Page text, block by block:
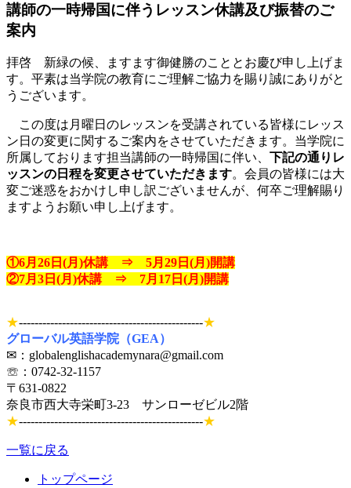
講師の一時帰国に伴うレッスン休講及び振替のご
案内
拝啓 新緑の候、ますます御健勝のこととお慶び申し上げま
す。平素は当学院の教育にご理解ご協力を賜り誠にありがと
うございます。
この度は月曜日のレッスンを受講されている皆様にレッス
ン日の変更に関するご案内をさせていただきます。当学院に
所属しております担当講師の一時帰国に伴い、 下記の通りレ
ッスンの日程を変更させていただきます。会員の皆様には大
変ご迷惑をおかけし申し訳ございませんが、何卒ご理解賜り
ますようお願い申し上げます。
①6月26日(月)休講 ⇒ 5月29日(月)開講
②7月3日(月)休講 ⇒ 7月17日(月)開講
★-----------------------------------------------★
グローバル英語学院（GEA）
✉：globalenglishacademynara@gmail.com
☏：0742-32-1157
〒631-0822
奈良市西大寺栄町3-23 サンローゼビル2階
★-----------------------------------------------★
一覧に戻る
トップページ